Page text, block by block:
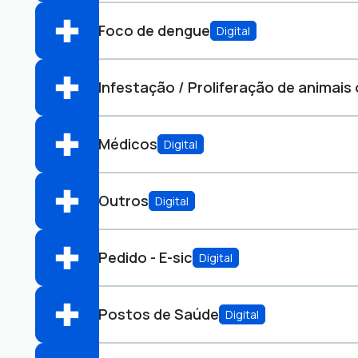
Abrir online > Via protocolo 1Doc
Perfis:
OUV-SUS Ouvidoria do SUS
Abrir online > Via protocolo 1Doc
Perfis:
Foco de dengue Digital
OUV-SUS Ouvidoria do SUS
Abrir online > Via protocolo 1Doc
Perfis:
Infestação / Proliferação de animais
OUV-SUS Ouvidoria do SUS
Abrir online > Via protocolo 1Doc
Perfis:
Médicos Digital
OUV-SUS Ouvidoria do SUS
Abrir online > Via protocolo 1Doc
Perfis:
Outros Digital
OUV-SUS Ouvidoria do SUS
Abrir online > Via protocolo 1Doc
Perfis:
Pedido - E-sic Digital
Abrir online > Via protocolo 1Doc
Perfis:
Postos de Saúde Digital